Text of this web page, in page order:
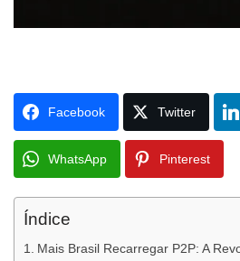
Facebook Twitter
WhatsApp Pinterest
Índice
Mais Brasil Recarregar P2P: A